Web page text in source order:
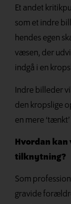
Et andet
som et indre
hendes egen
væsen, der
indgå i en
Indre billeder
den kropslige
en mere
Hvordan kan
tilknytning?
Som
gravide